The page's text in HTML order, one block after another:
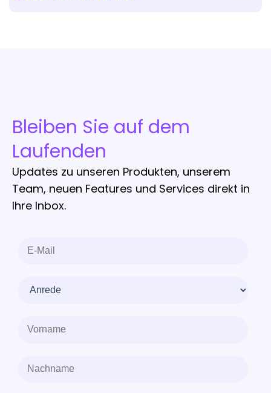
Bleiben Sie auf dem
Laufenden
Updates zu unseren Produkten, unserem
Team, neuen Features und Services direkt in
Ihre Inbox.